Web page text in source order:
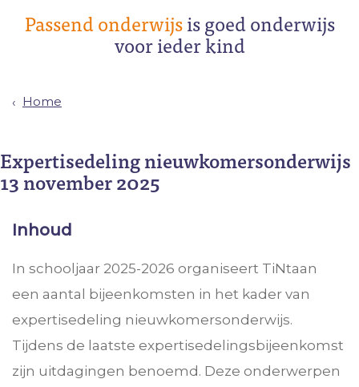
Passend onderwijsis goed onderwijs
voor ieder kind
Home
Expertisedeling nieuwkomersonderwijs
13 november 2025
Inhoud
In schooljaar 2025-2026 organiseert TiNtaan
een aantal bijeenkomsten in het kader van
expertisedeling nieuwkomersonderwijs.
Tijdens de laatste expertisedelingsbijeenkomst
zijn uitdagingen benoemd. Deze onderwerpen